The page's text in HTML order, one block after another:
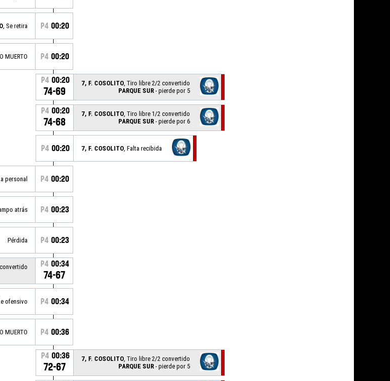
, Se retira P4 00:20
MUERTO P4 00:20
P4 00:20
74-69
7, F. COSOLITO , Tiro libre 2/2 convertido
PARQUE SUR - pierde por 5
P4 00:20
74-68
7, F. COSOLITO , Tiro libre 1/2 convertido
PARQUE SUR - pierde por 6
P4 00:20 7, F. COSOLITO , Falta recibida
personal P4 00:20
atrás P4 00:23
Pérdida P4 00:23
P4 00:34
74-67
ofensivo P4 00:34
MUERTO P4 00:36
P4 00:36
72-67
7, F. COSOLITO , Tiro libre 2/2 convertido
PARQUE SUR - pierde por 5